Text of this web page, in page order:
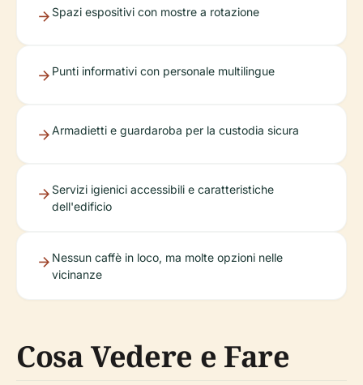
Spazi espositivi con mostre a rotazione
Punti informativi con personale multilingue
Armadietti e guardaroba per la custodia sicura
Servizi igienici accessibili e caratteristiche
dell'edificio
Nessun caffè in loco, ma molte opzioni nelle
vicinanze
Cosa Vedere e Fare